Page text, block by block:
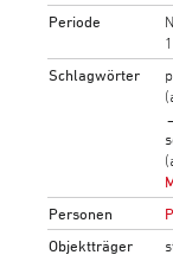
Periode
Schlagwörter
Personen
Objektträger